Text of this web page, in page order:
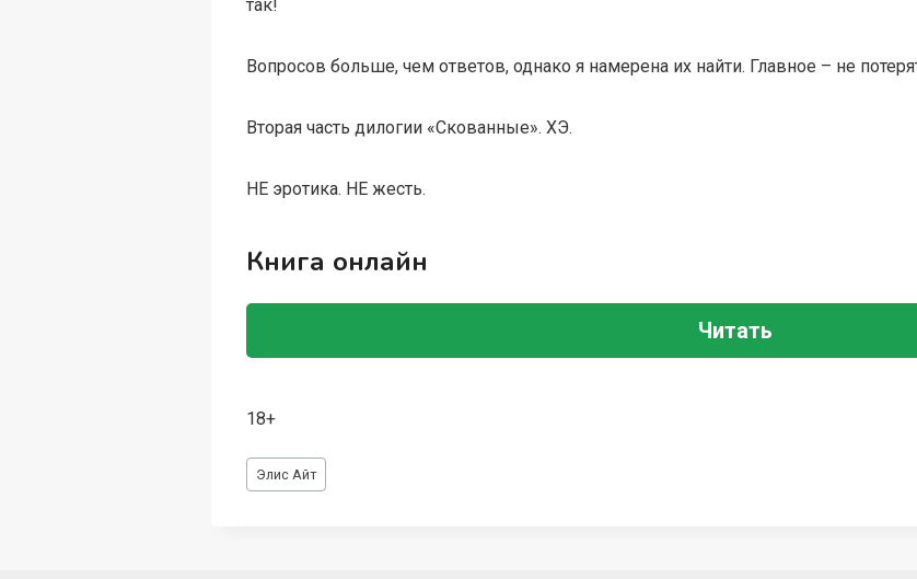
так!
Вопросов больше, чем ответов, однако я намерена их найти. Главное – не
Вторая часть дилогии «Скованные». ХЭ.
НЕ эротика. НЕ жесть.
Книга онлайн
Читать
18+
Метки
записи:
Элис Айт